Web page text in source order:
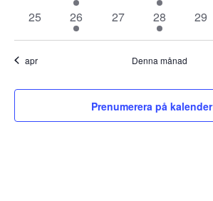
evenemangevenemangevenemangevenemang
0
evenemang
25
1
evenemang
26
0
evenemang
27
1
evenemang
28
0
29
apr Denna månad
Prenumerera på kalender